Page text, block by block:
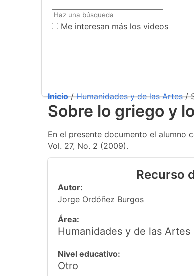
Me interesan más los videos
Inicio/Humanidades y de las Artes/
Sobre lo griego y
En el presente documento el alumno
Vol. 27, No. 2 (2009).
Recurso
Autor:
Jorge Ordóñez Burgos
Área:
Humanidades y de las Artes
Nivel educativo:
Otro